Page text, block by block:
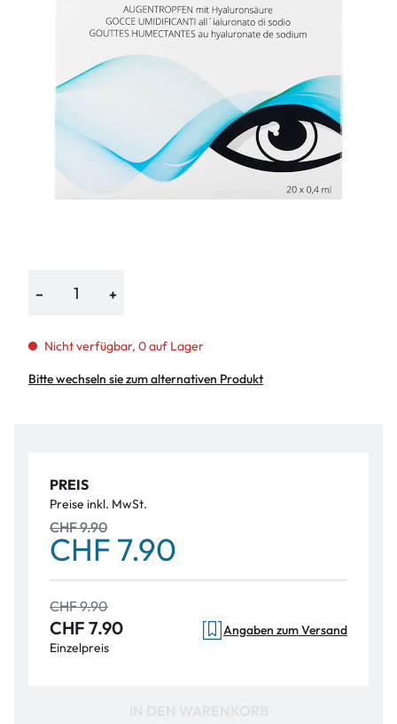
− +
Nicht verfügbar, 0 auf Lager
Bitte wechseln sie zum alternativen Produkt
PREIS
Preise inkl. MwSt.
CHF 9.90
CHF 7.90
CHF 9.90
CHF 7.90
Einzelpreis
Angaben zum Versand